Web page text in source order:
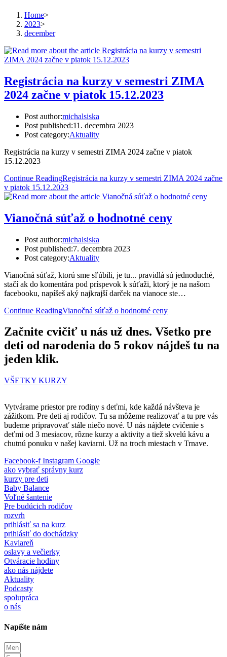
Home>
2023>
december
Registrácia na kurzy v semestri ZIMA
2024 začne v piatok 15.12.2023
Post author:michalsiska
Post published:11. decembra 2023
Post category:Aktuality
Registrácia na kurzy v semestri ZIMA 2024 začne v piatok
15.12.2023
Continue ReadingRegistrácia na kurzy v semestri ZIMA 2024 začne
v piatok 15.12.2023
Vianočná súťaž o hodnotné ceny
Post author:michalsiska
Post published:7. decembra 2023
Post category:Aktuality
Vianočná súťaž, ktorú sme sľúbili, je tu... pravidlá sú jednoduché,
stačí ak do komentára pod príspevok k súťaži, ktorý je na našom
facebooku, napíšeš aký najkrajší darček na vianoce ste…
Continue ReadingVianočná súťaž o hodnotné ceny
Začnite cvičiť u nás už dnes. Všetko pre
deti od narodenia do 5 rokov nájdeš tu na
jeden klik.
VŠETKY KURZY
Vytvárame priestor pre rodiny s deťmi, kde každá návšteva je
zážitkom. Pre deti aj rodičov. Tu sa môžeme realizovať a tu pre vás
budeme pripravovať stále niečo nové. U nás nájdete cvičenie s
deťmi od 3 mesiacov, rôzne kurzy a aktivity a tiež skvelú kávu a
chutnú ponuku v našej kaviarni. Už na troch miestach v Trnave.
Facebook-f Instagram Google
ako vybrať správny kurz
kurzy pre deti
Baby Balance
Voľné šantenie
Pre budúcich rodičov
rozvrh
prihlásiť sa na kurz
prihlásiť do dochádzky
Kaviareň
oslavy a večierky
Otváracie hodiny
ako nás nájdete
Aktuality
Podcasty
spolupráca
o nás
Napíšte nám